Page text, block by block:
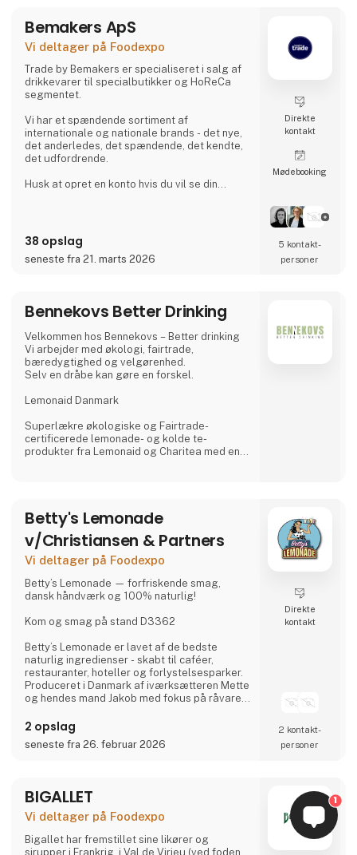
Bemakers ApS
Vi deltager på Foodexpo
Trade by Bemakers er specialiseret i salg af
drikkevarer til specialbutikker og HoReCa
segmentet.
Vi har et spændende sortiment af
internationale og nationale brands - det nye,
det anderledes, det spændende, det kendte,
det udfordrende.
Husk at opret en konto hvis du vil se din
38 opslag
seneste fra 21. marts 2026
Direkte
kontakt
Møde­booking
5 kontakt­
personer
Bennekovs Better Drinking
Velkommen hos Bennekovs – Better drinking
Vi arbejder med økologi, fairtrade,
bæredygtighed og velgørenhed.
Selv en dråbe kan gøre en forskel.
Lemonaid Danmark
Superlækre økologiske og Fairtrade-
certificerede lemonade- og kolde te-
produkter fra Lemonaid og Charitea med en
formål i de områder, hvor råvarerne indkøbes
Vi distribuerer i hele Danmark.
Betty's Lemonade
v/Christiansen & Partners
Vi deltager på Foodexpo
Betty’s Lemonade — forfriskende smag,
dansk håndværk og 100% naturlig!
Kom og smag på stand D3362
Betty’s Lemonade er lavet af de bedste
naturlig ingredienser - skabt til caféer,
restauranter, hoteller og forlystelsesparker.
Produceret i Danmark af iværksætteren Mette
og hendes mand Jakob med fokus på råvarer
Instagram-venlig look.
- 8 unikke smagsvarianter: Friske, ærlige
tilsætningsstoffer.
- 50’er-look og et personligt brand med Mette
(stifter og medejer) som ansigtet (Betty).
- Let at integrer
2 opslag
seneste fra 26. februar 2026
Direkte
kontakt
2 kontakt­
personer
BIGALLET
Vi deltager på Foodexpo
Bigallet har fremstillet sine likører og
sirupper i Frankrig, i Val de Virieu (ved foden
1